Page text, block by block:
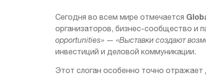
Сегодня во всем мире отмечается
организаторов, бизнес-сообщество и
opportunities» — «Выставки создают
инвестиций и деловой коммуникации.
Этот слоган особенно точно отражает